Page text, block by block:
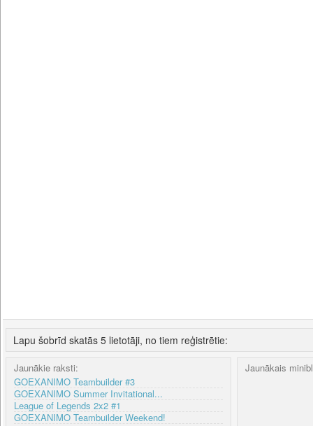
Lapu šobrīd skatās 5 lietotāji, no tiem reģistrētie:
Jaunākie raksti:
GOEXANIMO Teambuilder #3
GOEXANIMO Summer Invitational...
League of Legends 2x2 #1
GOEXANIMO Teambuilder Weekend!
Jaunākais